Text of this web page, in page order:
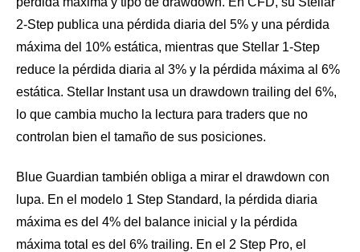
2-Step publica una pérdida diaria del 5% y una pérdida
máxima del 10% estática, mientras que Stellar 1-Step
reduce la pérdida diaria al 3% y la pérdida máxima al 6%
estática. Stellar Instant usa un drawdown trailing del 6%,
lo que cambia mucho la lectura para traders que no
controlan bien el tamaño de sus posiciones.
Blue Guardian también obliga a mirar el drawdown con
lupa. En el modelo 1 Step Standard, la pérdida diaria
máxima es del 4% del balance inicial y la pérdida
máxima total es del 6% trailing. En el 2 Step Pro, el